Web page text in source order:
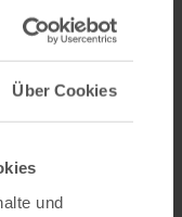
Über Cookies
und
Kräfte
ans
Tagen setzen
historische